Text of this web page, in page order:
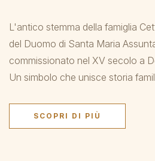
L'antico stemma della famiglia
del Duomo di Santa Maria
commissionato nel XV secolo a
Un simbolo che unisce storia
SCOPRI DI PIÙ